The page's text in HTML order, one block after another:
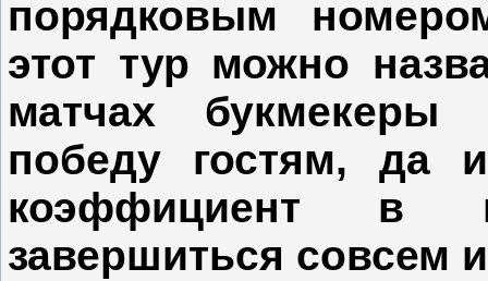
порядковым
этот тур можно
матчах
победу гостям, да
коэффициент в
завершиться совсем